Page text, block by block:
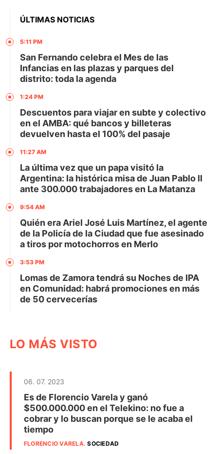
ÚLTIMAS NOTICIAS
5:11 PM
San Fernando celebra el Mes de las
Infancias en las plazas y parques del
distrito: toda la agenda
1:24 PM
Descuentos para viajar en subte y colectivo
en el AMBA: qué bancos y billeteras
devuelven hasta el 100% del pasaje
11:27 AM
La última vez que un papa visitó la
Argentina: la histórica misa de Juan Pablo II
ante 300.000 trabajadores en La Matanza
9:54 AM
Quién era Ariel José Luis Martínez, el agente
de la Policía de la Ciudad que fue asesinado
a tiros por motochorros en Merlo
3:53 PM
Lomas de Zamora tendrá su Noches de IPA
en Comunidad: habrá promociones en más
de 50 cervecerías
LO MÁS VISTO
06. 07. 2023
Es de Florencio Varela y ganó
$500.000.000 en el Telekino: no fue a
cobrar y lo buscan porque se le acaba el
tiempo
FLORENCIO VARELA.SOCIEDAD